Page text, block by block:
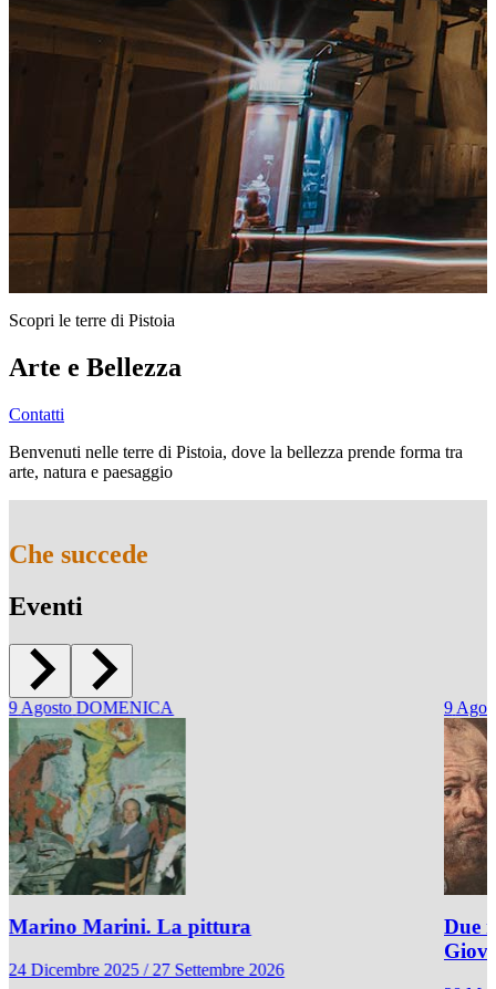
Scopri le terre di Pistoia
Arte e Bellezza
Contatti
Benvenuti nelle terre di Pistoia, dove la bellezza prende forma tra
arte, natura e paesaggio
Che succede
Eventi
9Agosto DOMENICA
Marino Marini. La pittura
24 Dicembre 2025 / 27 Settembre 2026
9
Due